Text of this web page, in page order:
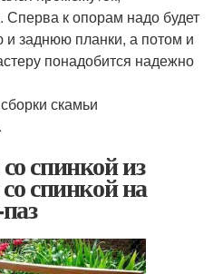
к опорам надо будет
и заднюю планки, а потом и
понадобится надежно
скамьи
спинкой из
спинкой на